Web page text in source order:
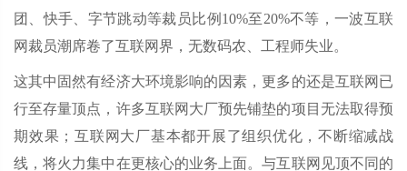
团、快手、字节跳动等裁员比例10%至20%不等，一波互联
网裁员潮席卷了互联网界，无数码农、工程师失业。
这其中固然有经济大环境影响的因素，更多的还是互联网已
行至存量顶点，许多互联网大厂预先铺垫的项目无法取得预
期效果；互联网大厂基本都开展了组织优化，不断缩减战
线，将火力集中在更核心的业务上面。与互联网见顶不同的